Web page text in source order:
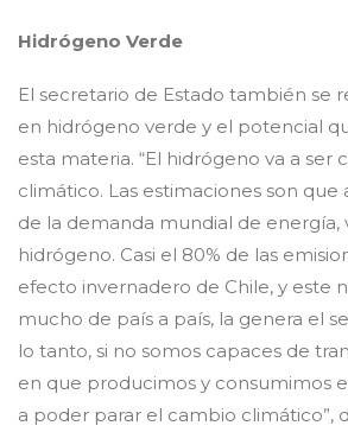
Hidrógeno Verde
El secretario de Estado también se
en hidrógeno verde y el potencial
esta materia. “El hidrógeno va a ser
climático. Las estimaciones son que
de la demanda mundial de energía,
hidrógeno. Casi el 80% de las
efecto invernadero de Chile, y este
mucho de país a país, la genera el
lo tanto, si no somos capaces de
en que producimos y consumimos
a poder parar el cambio climático”,